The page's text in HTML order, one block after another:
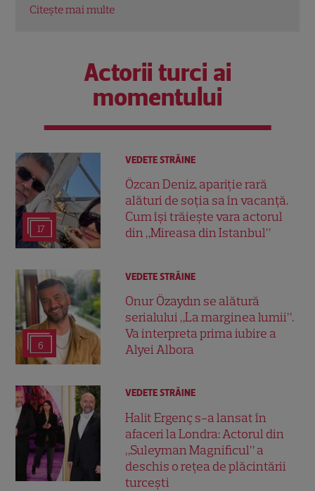
Actorii turci ai
momentului
17
VEDETE STRĂINE
Özcan Deniz, apariție rară
alături de soția sa în vacanță.
Cum își trăiește vara actorul
din „Mireasa din Istanbul”
6
VEDETE STRĂINE
Onur Özaydın se alătură
serialului „La marginea lumii”.
Va interpreta prima iubire a
Alyei Albora
VEDETE STRĂINE
Halit Ergenç s-a lansat în
afaceri la Londra: Actorul din
„Suleyman Magnificul” a
deschis o rețea de plăcintării
turcești